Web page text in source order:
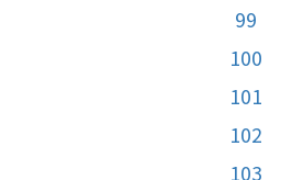
99
100
101
102
103